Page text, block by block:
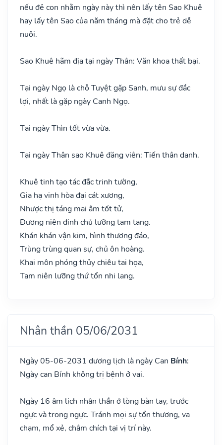
nếu đẻ con nhằm ngày này thì nên lấy tên Sao Khuê
hay lấy tên Sao của năm tháng mà đặt cho trẻ dễ
nuôi.
Sao Khuê hãm địa tại ngày Thân: Văn khoa thất bại.
Tại ngày Ngọ là chỗ Tuyệt gặp Sanh, mưu sự đắc
lợi, nhất là gặp ngày Canh Ngọ.
Tại ngày Thìn tốt vừa vừa.
Tại ngày Thân sao Khuê đăng viên: Tiến thân danh.
Khuê tinh tạo tác đắc trinh tường,
Gia hạ vinh hòa đại cát xương,
Nhược thị táng mai âm tốt tử,
Đương niên định chủ lưỡng tam tang.
Khán khán vận kim, hình thương đáo,
Trùng trùng quan sự, chủ ôn hoàng.
Khai môn phóng thủy chiêu tai họa,
Tam niên lưỡng thứ tổn nhi lang.
Nhân thần 05/06/2031
Ngày 05-06-2031 dương lịch là ngày Can Bính:
Ngày can Bính không trị bệnh ở vai.
Ngày 16 âm lịch nhân thần ở lòng bàn tay, trước
ngực và trong ngực. Tránh mọi sự tổn thương, va
chạm, mổ xẻ, châm chích tại vị trí này.